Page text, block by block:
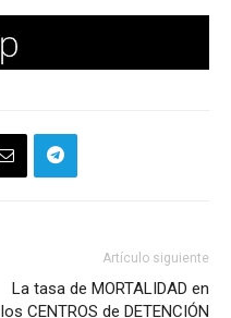
Artículo siguiente
La tasa de MORTALIDAD en
los CENTROS de DETENCIÓN